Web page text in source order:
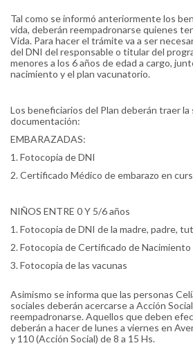
Tal como se informó anteriormente los
vida, deberán reempadronarse quienes
Vida. Para hacer el trámite va a ser
del DNI del responsable o titular del
menores a los 6 años de edad a cargo,
nacimiento y el plan vacunatorio.
Los beneficiarios del Plan deberán traer
documentación:
EMBARAZADAS:
1. Fotocopia de DNI
2. Certificado Médico de embarazo en
NIÑOS ENTRE 0 Y 5/6 años
1. Fotocopia de DNI de la madre, padre,
2. Fotocopia de Certificado de
3. Fotocopia de las vacunas
Asimismo se informa que las personas
sociales deberán acercarse a Acción
reempadronarse. Aquellos que deben
deberán a hacer de lunes a viernes en
y 110 (Acción Social) de 8 a 15 Hs.